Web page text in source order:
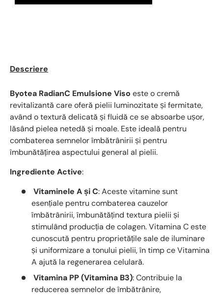
Descriere
Byotea RadianC Emulsione Viso este o cremă
revitalizantă care oferă pielii luminozitate și fermitate,
având o textură delicată și fluidă ce se absoarbe ușor,
lăsând pielea netedă și moale. Este ideală pentru
combaterea semnelor îmbătrânirii și pentru
îmbunătățirea aspectului general al pielii.
Ingrediente Active:
Vitaminele A și C: Aceste vitamine sunt
esențiale pentru combaterea cauzelor
îmbătrânirii, îmbunătățind textura pielii și
stimulând producția de colagen. Vitamina C este
cunoscută pentru proprietățile sale de iluminare
și uniformizare a tonului pielii, în timp ce Vitamina
A ajută la regenerarea celulară.
Vitamina PP (Vitamina B3): Contribuie la
reducerea semnelor de îmbătrânire,